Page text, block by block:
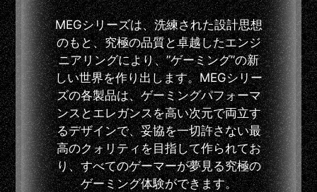
MEGシリーズは、洗練された設計思想
のもと、究極の品質と卓越したエンジ
ニアリングにより、”ゲーミング”の新
しい世界を作り出します。MEGシリー
ズの各製品は、ゲーミングパフォーマ
ンスとエレガンスを高い次元で両立す
るデザインで、妥協を一切許さない最
高のクォリティを目指して作られてお
り、すべてのゲーマーが夢見る究極の
ゲーミング体験ができます。